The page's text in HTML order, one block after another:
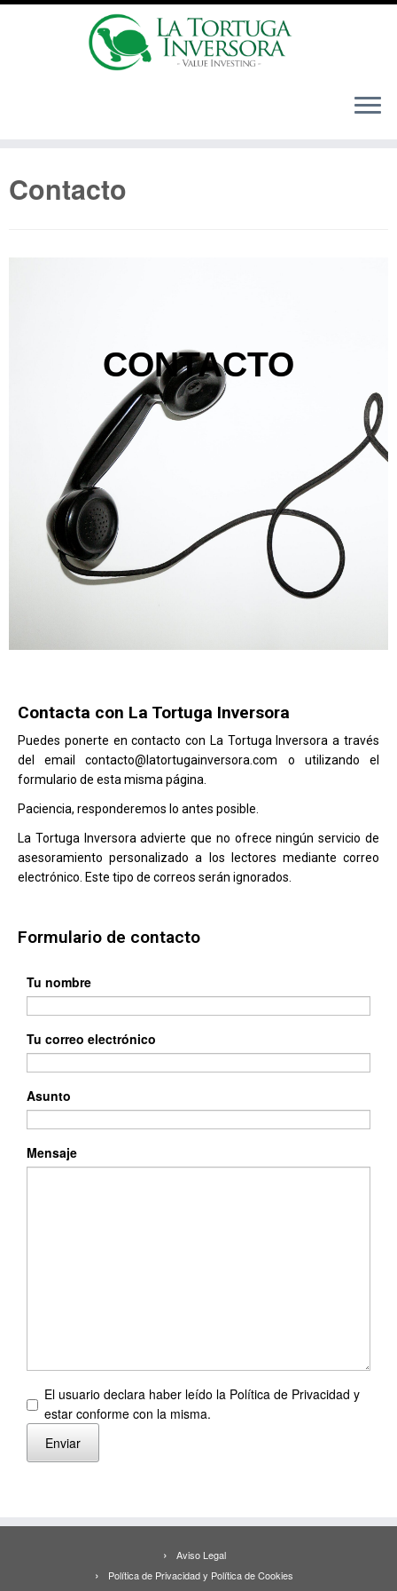
Contacto
CONTACTO
Contacta con La Tortuga Inversora
Puedes ponerte en contacto con La Tortuga Inversora a través
del email contacto@latortugainversora.com o utilizando el
formulario de esta misma página.
Paciencia, responderemos lo antes posible.
La Tortuga Inversora advierte que no ofrece ningún servicio de
asesoramiento personalizado a los lectores mediante correo
electrónico. Este tipo de correos serán ignorados.
Formulario de contacto
Tu nombre
Tu correo electrónico
Asunto
Mensaje
El usuario declara haber leído la Política de Privacidad y
estar conforme con la misma.
Enviar
Aviso Legal
Política de Privacidad y Política de Cookies